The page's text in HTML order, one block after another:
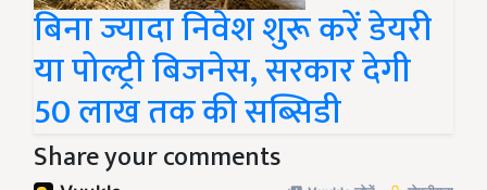
बिना ज्यादा निवेश शुरू करें डेयरी
या पोल्ट्री बिजनेस, सरकार देगी
50 लाख तक की सब्सिडी
Share your comments